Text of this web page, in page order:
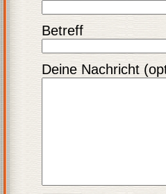
Betreff
Deine Nachricht